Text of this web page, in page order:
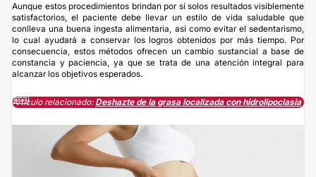
Aunque estos procedimientos brindan por sí solos resultados visiblemente
satisfactorios, el paciente debe llevar un estilo de vida saludable que
conlleva una buena ingesta alimentaria, así como evitar el sedentarismo,
lo cual ayudará a conservar los logros obtenidos por más tiempo. Por
consecuencia, estos métodos ofrecen un cambio sustancial a base de
constancia y paciencia, ya que se trata de una atención integral para
alcanzar los objetivos esperados.
Artículo relacionado:​Deshazte de la grasa localizada con hidrolipoclasia